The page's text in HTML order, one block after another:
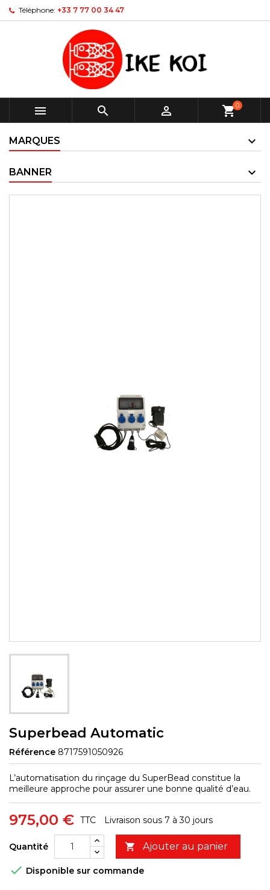
Téléphone: +33 7 77 00 34 47
   shopping_cart0
MARQUES
BANNER
Superbead Automatic
Référence 8717591050926
L’automatisation du rinçage du SuperBead constitue la
meilleure approche pour assurer une bonne qualité d’eau.
975,00 € TTC Livraison sous 7 à 30 jours
Quantité  Ajouter au panier
 Disponible sur commande